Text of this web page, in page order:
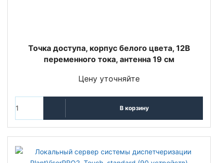
Точка доступа, корпус белого цвета, 12В
переменного тока, антенна 19 см
Цену уточняйте
В корзину